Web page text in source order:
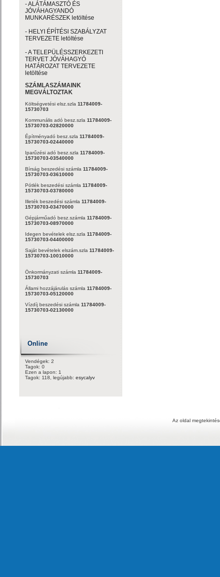
- ALÁTÁMASZTÓ ÉS
JÓVÁHAGYANDÓ
MUNKARÉSZEK letöltése
- HELYI ÉPÍTÉSI SZABÁLYZAT
TERVEZETE letöltése
- A TELEPÜLÉSSZERKEZETI
TERVET JÓVÁHAGYÓ
HATÁROZAT TERVEZETE
letöltése
SZÁMLASZÁMAINK
MEGVÁLTOZTAK
Költségvetési elsz.szla 11784009-
15730703
Kommunális adó besz.szla 11784009-
15730703-02820000
Építményadó besz.szla 11784009-
15730703-02440000
Iparűzési adó besz.szla 11784009-
15730703-03540000
Bírság beszedési számla 11784009-
15730703-03610000
Pótlék beszedési számla 11784009-
15730703-03780000
Illeték beszedési számla 11784009-
15730703-03470000
Gépjárműadó besz.számla 11784009-
15730703-08970000
Idegen bevételek elsz.szla 11784009-
15730703-04400000
Saját bevételek elszám.szla 11784009-
15730703-10010000
Önkormányzati számla 11784009-
15730703
Állami hozzájárulás számla 11784009-
15730703-05120000
Vízdíj beszedési számla 11784009-
15730703-02130000
Online
Vendégek: 2
Tagok: 0
Ezen a lapon: 1
Tagok: 118, legújabb: esycalyv
Az oldal